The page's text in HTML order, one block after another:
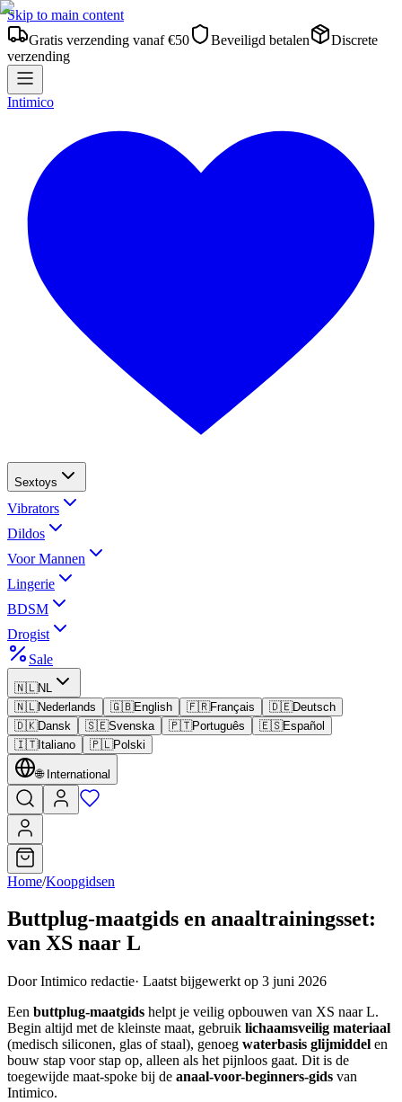
Skip to main content
Gratis verzending vanaf €50
Beveiligd betalen
Discrete
verzending
Intimico
Sextoys
Vibrators
Dildos
Voor Mannen
Lingerie
BDSM
Drogist
Sale
🇳🇱NL
🇳🇱Nederlands 🇬🇧English 🇫🇷Français 🇩🇪Deutsch
🇩🇰Dansk 🇸🇪Svenska 🇵🇹Português 🇪🇸Español
🇮🇹Italiano 🇵🇱Polski
🌐 International
Home/Koopgidsen
Buttplug-maatgids en anaaltrainingsset:
van XS naar L
Door Intimico redactie· Laatst bijgewerkt op 3 juni 2026
Een buttplug-maatgids helpt je veilig opbouwen van XS naar L.
Begin altijd met de kleinste maat, gebruik lichaamsveilig materiaal
(medisch siliconen, glas of staal), genoeg waterbasis glijmiddel en
bouw stap voor stap op, alleen als het pijnloos gaat. Dit is de
toegewijde maat-spoke bij de anaal-voor-beginners-gids van
Intimico.